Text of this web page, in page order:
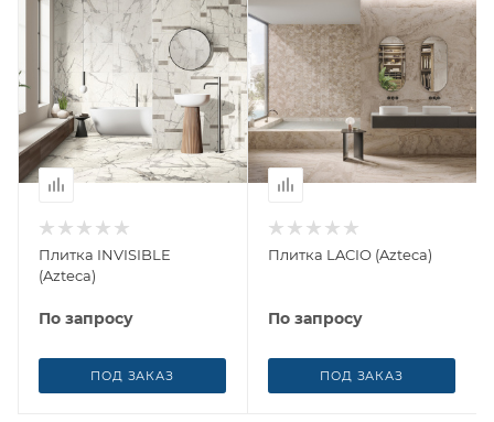
Плитка INVISIBLE
(Azteca)
По запросу
ПОД ЗАКАЗ
Плитка LACIO (Azteca)
По запросу
ПОД ЗАКАЗ